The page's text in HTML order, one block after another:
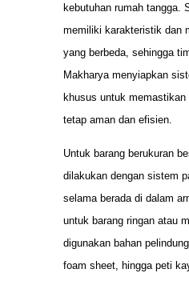
kebutuhan rumah tangga.
memiliki karakteristik dan
yang berbeda, sehingga
Makharya menyiapkan
khusus untuk memastikan
tetap aman dan efisien.
Untuk barang berukuran
dilakukan dengan sistem
selama berada di dalam
untuk barang ringan atau
digunakan bahan
foam sheet, hingga peti